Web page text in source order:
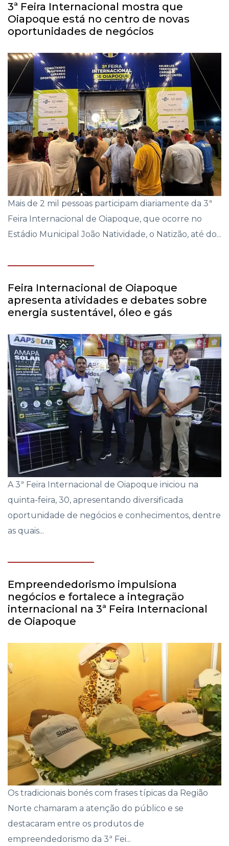
3ª Feira Internacional mostra que
Oiapoque está no centro de novas
oportunidades de negócios
Mais de 2 mil pessoas participam diariamente da 3ª
Feira Internacional de Oiapoque, que ocorre no
Estádio Municipal João Natividade, o Natizão, até do...
Feira Internacional de Oiapoque
apresenta atividades e debates sobre
energia sustentável, óleo e gás
A 3ª Feira Internacional de Oiapoque iniciou na
quinta-feira, 30, apresentando diversificada
oportunidade de negócios e conhecimentos, dentre
as quais...
Empreendedorismo impulsiona
negócios e fortalece a integração
internacional na 3ª Feira Internacional
de Oiapoque
Os tradicionais bonés com frases típicas da Região
Norte chamaram a atenção do público e se
destacaram entre os produtos de
empreendedorismo da 3ª Fei...